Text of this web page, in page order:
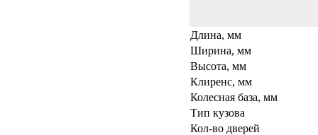
Длина, мм
Ширина, мм
Высота, мм
Клиренс, мм
Колесная база, мм
Тип кузова
Кол-во дверей